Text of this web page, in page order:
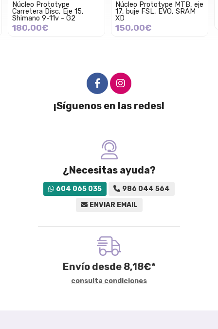
Núcleo Prototype
Carretera Disc, Eje 15,
Shimano 9-11v - G2
180,00€
Núcleo Prototype MTB, eje
17, buje FSL, EVO, SRAM
XD
150,00€
¡Síguenos en las redes!
¿Necesitas ayuda?
604 065 035
986 044 564
ENVIAR EMAIL
Envío desde 8,18€*
consulta condiciones